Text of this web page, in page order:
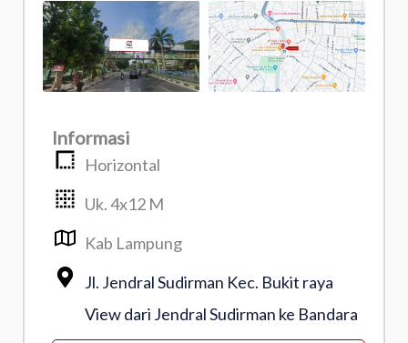
Informasi
Horizontal
Uk. 4x12 M
Kab Lampung
Jl. Jendral Sudirman Kec. Bukit raya
View dari Jendral Sudirman ke Bandara